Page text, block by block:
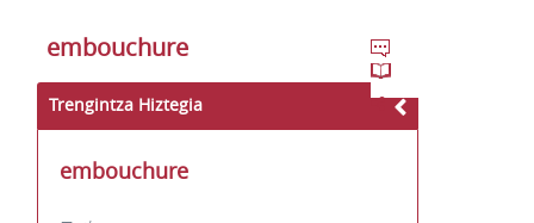
embouchure
Trengintza Hiztegia
embouchure